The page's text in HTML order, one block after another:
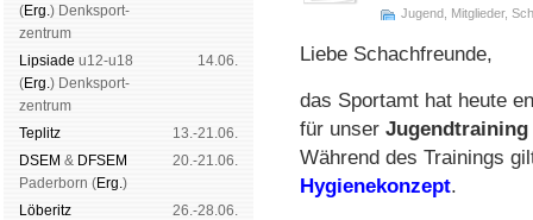
(Erg.) Denk­sport­
zen­trum
Lipsiade u12-u18
(Erg.) Denk­sport­
zen­trum
14.06.
Tep­litz
13.-21.06.
DSEM & DFSEM
Pader­born (Erg.)
20.-21.06.
Lö­be­ritz
26.-28.06.
Jugend Mitglieder,
Liebe Schachfreunde,
das Sport­amt hat heute
für un­ser Jugend­trai­ning
Wäh­rend des Trai­nings
Hy­gie­ne­kon­zept.